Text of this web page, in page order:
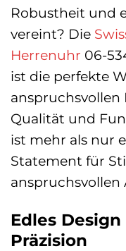
Robustheit und
vereint? Die
Herrenuhr 06-
ist die perfekte
anspruchsvollen
Qualität und
ist mehr als nur
Statement für
anspruchsvollen
Edles
Präzision